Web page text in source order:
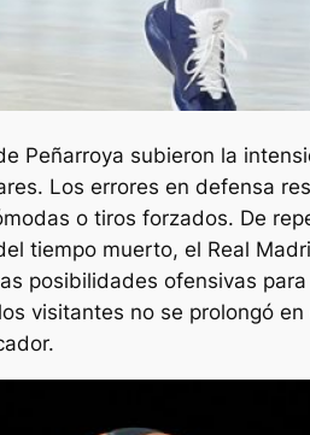
Peñarroya subieron la
Los errores en defensa
o tiros forzados. De
tiempo muerto, el Real
posibilidades ofensivas
visitantes no se prolongó en